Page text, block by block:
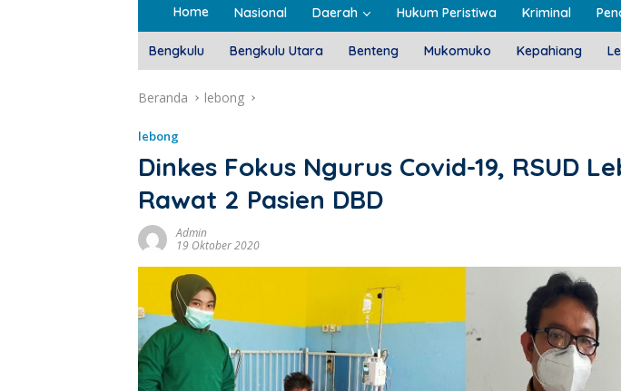
Home Nasional Daerah Hukum Peristiwa Kriminal
Bengkulu Bengkulu Utara Benteng Mukomuko Kepahiang
Beranda lebong
lebong
Dinkes Fokus Ngurus Covid-19, RSUD
Rawat 2 Pasien DBD
Admin
19 Oktober 2020